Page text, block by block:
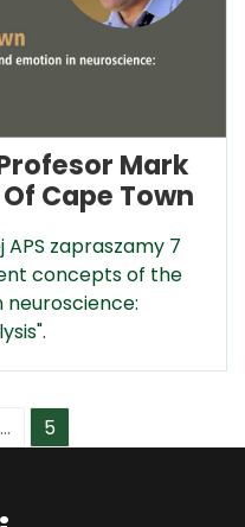
Mark
Cape Town
APS zapraszamy 7
concepts of the
neuroscience:
... 5